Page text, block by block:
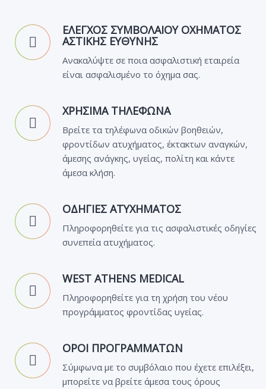
ΕΛΕΓΧΟΣ ΣΥΜΒΟΛΑΙΟΥ ΟΧΗΜΑΤΟΣ
ΑΣΤΙΚΗΣ ΕΥΘΥΝΗΣ
Ανακαλύψτε σε ποια ασφαλιστική εταιρεία
είναι ασφαλισμένο το όχημα σας.
ΧΡΗΣΙΜΑ ΤΗΛΕΦΩΝΑ
Βρείτε τα τηλέφωνα οδικών βοηθειών,
φροντίδων ατυχήματος, έκτακτων αναγκών,
άμεσης ανάγκης, υγείας, πολίτη και κάντε
άμεσα κλήση.
ΟΔΗΓΙΕΣ ΑΤΥΧΗΜΑΤΟΣ
Πληροφορηθείτε για τις ασφαλιστικές οδηγίες
συνεπεία ατυχήματος.
WEST ATHENS MEDICAL
Πληροφορηθείτε για τη χρήση του νέου
προγράμματος φροντίδας υγείας.
ΟΡΟΙ ΠΡΟΓΡΑΜΜΑΤΩΝ
Σύμφωνα με το συμβόλαιο που έχετε επιλέξει,
μπορείτε να βρείτε άμεσα τους όρους